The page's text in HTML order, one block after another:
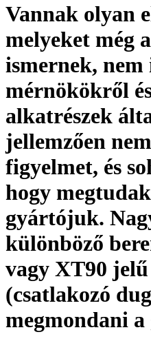
Vannak olyan
melyeket még
ismernek, nem
mérnökökről
alkatrészek
jellemzően
figyelmet, és
hogy
gyártójuk.
különböző
vagy XT90
(csatlakozó
megmondani